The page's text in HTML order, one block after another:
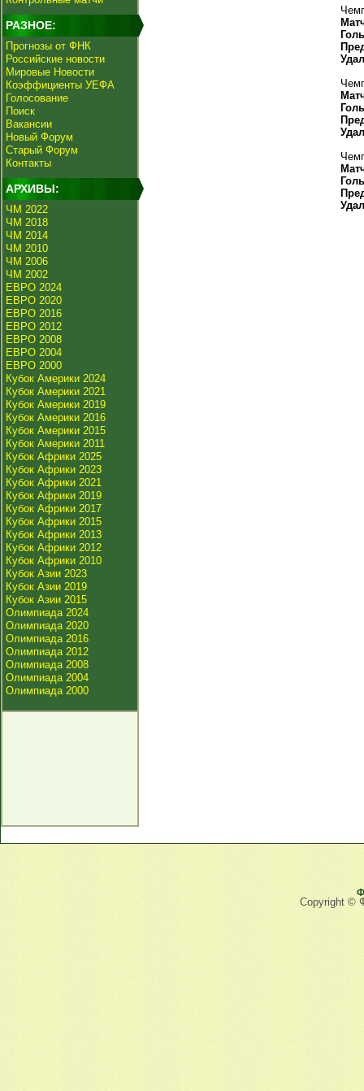
РАЗНОЕ:
Прогнозы от ФНК
Российские новости
Мировые Новости
Коэффициенты УЕФА
Голосование
Поиск
Вакансии
Новый Форум
Старый Форум
Контакты
АРХИВЫ:
ЧМ 2022
ЧМ 2018
ЧМ 2014
ЧМ 2010
ЧМ 2006
ЧМ 2002
ЕВРО 2024
ЕВРО 2020
ЕВРО 2016
ЕВРО 2012
ЕВРО 2008
ЕВРО 2004
ЕВРО 2000
Кубок Америки 2024
Кубок Америки 2021
Кубок Америки 2019
Кубок Америки 2016
Кубок Америки 2015
Кубок Америки 2011
Кубок Африки 2025
Кубок Африки 2023
Кубок Африки 2021
Кубок Африки 2019
Кубок Африки 2017
Кубок Африки 2015
Кубок Африки 2013
Кубок Африки 2012
Кубок Африки 2010
Кубок Азии 2023
Кубок Азии 2019
Кубок Азии 2015
Олимпиада 2024
Олимпиада 2020
Олимпиада 2016
Олимпиада 2012
Олимпиада 2008
Олимпиада 2004
Олимпиада 2000
Copyright ©